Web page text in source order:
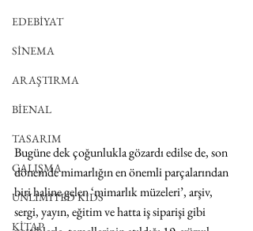
EDEBİYAT
SİNEMA
ARAŞTIRMA
BİENAL
TASARIM
ÇALIŞMA
UNLIMITED KIDS
KİTAP
Bugüne dek çoğunlukla gözardı edilse de, son
dönemde mimarlığın en önemli parçalarından
biri haline gelen ‘mimarlık müzeleri’, arşiv,
sergi, yayın, eğitim ve hatta iş siparişi gibi